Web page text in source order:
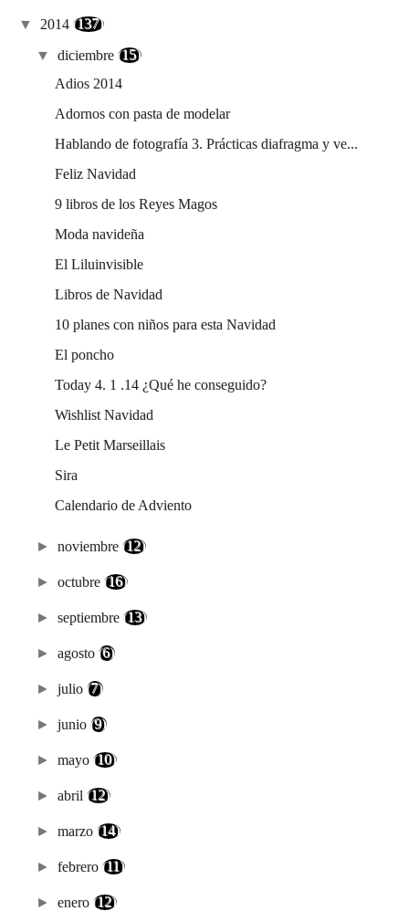
▼ 2014 (137)
▼diciembre (15)
Adios 2014
Adornos con pasta de modelar
Hablando de fotografía 3. Prácticas diafragma y ve...
Feliz Navidad
9 libros de los Reyes Magos
Moda navideña
El Liluinvisible
Libros de Navidad
10 planes con niños para esta Navidad
El poncho
Today 4. 1 .14 ¿Qué he conseguido?
Wishlist Navidad
Le Petit Marseillais
Sira
Calendario de Adviento
►noviembre (12)
►octubre (16)
►septiembre (13)
►agosto(6)
►julio(7)
►junio(9)
►mayo (10)
►abril (12)
►marzo (14)
►febrero(11)
►enero (12)